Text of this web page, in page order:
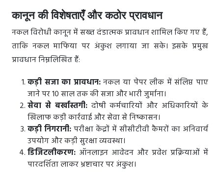
कानून की विशेषताएँ और कठोर प्रावधान
नकल विरोधी कानून में सख्त दंडात्मक प्रावधान शामिल किए गए हैं,
ताकि नकल माफिया पर अंकुश लगाया जा सके। इसके प्रमुख
प्रावधान निम्नलिखित हैं:
कड़ी सजा का प्रावधान:नकल या पेपर लीक में संलिप्त पाए
जाने पर 10 साल तक की सजा और भारी जुर्माना।
सेवा से बर्खास्तगी:दोषी कर्मचारियों और अधिकारियों के
खिलाफ कड़ी कार्रवाई और सेवा से निष्कासन।
कड़ी निगरानी:परीक्षा केंद्रों में सीसीटीवी कैमरों का अनिवार्य
उपयोग और कड़ी सुरक्षा व्यवस्था।
डिजिटलीकरण: ऑनलाइन आवेदन और प्रवेश प्रक्रियाओं में
पारदर्शिता लाकर भ्रष्टाचार पर अंकुश।